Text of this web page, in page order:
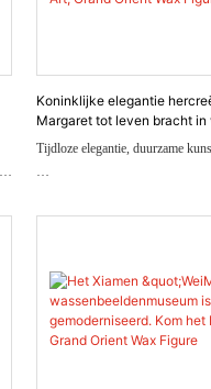
Koninklijke elegantie
Margaret tot leven bracht in
Orient Wax Figure
Tijdloze elegantie, duurzame
In 2023 gaf het Lin Art
twee kostbare koninklijke
diamanten broche en een